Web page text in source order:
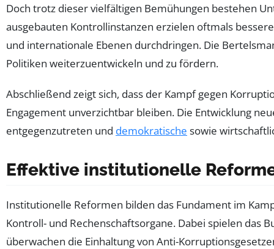
Doch trotz dieser vielfältigen Bemühungen bestehen
ausgebauten Kontrollinstanzen erzielen oftmals
und internationale Ebenen durchdringen. Die
Politiken weiterzuentwickeln und zu fördern.
Abschließend zeigt sich, dass der Kampf gegen
Engagement unverzichtbar bleiben. Die Entwicklung
entgegenzutreten und demokratische sowie
Effektive institutionelle
Institutionelle Reformen bilden das Fundament im
Kontroll- und Rechenschaftsorgane. Dabei spielen das
überwachen die Einhaltung von Anti-